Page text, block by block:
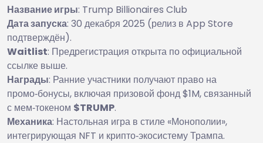
Название игры: Trump Billionaires Club
Дата запуска: 30 декабря 2025 (релиз в App Store
подтверждён).
Waitlist: Предрегистрация открыта по официальной
ссылке выше.
Награды: Ранние участники получают право на
промо‑бонусы, включая призовой фонд $1M, связанный
с мем‑токеном $TRUMP.
Механика: Настольная игра в стиле «Монополии»,
интегрирующая NFT и крипто‑экосистему Трампа.